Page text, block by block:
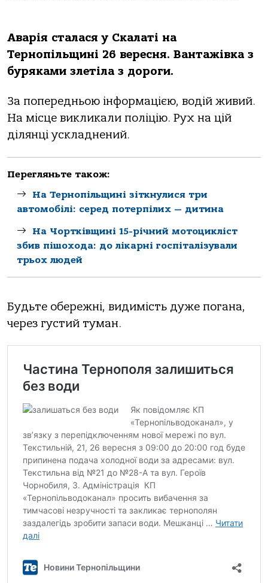
Аварія сталася у Скалаті на
Тернопільщині 26 вересня. Вантажівка з
буряками злетіла з дороги.
За попередньою інформацією, водій живий.
На місце викликали поліцію. Рух на цій
ділянці ускладнений.
Перегляньте також:
На Тернопільщині зіткнулися три
автомобілі: серед потерпілих — дитина
На Чортківщині 15-річний мотоцикліст
збив пішохода: до лікарні госпіталізували
трьох людей
Будьте обережні, видимість дуже погана,
через густий туман.